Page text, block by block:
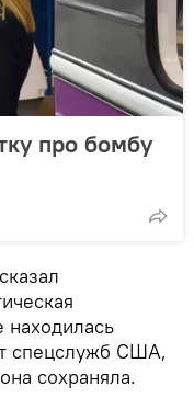
про бомбу
находилась
спецслужб США,
сохраняла.